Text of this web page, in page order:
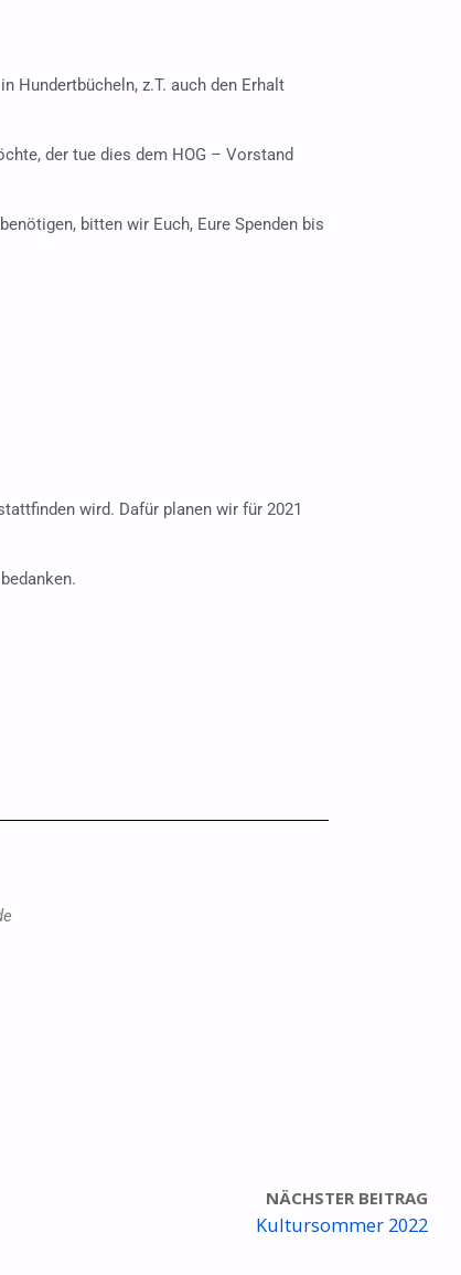
Hundertbücheln, z.T. auch den Erhalt
der tue dies dem HOG – Vorstand
bitten wir Euch, Eure Spenden bis
wird. Dafür planen wir für 2021
NÄCHSTER BEITRAG
Kultursommer 2022